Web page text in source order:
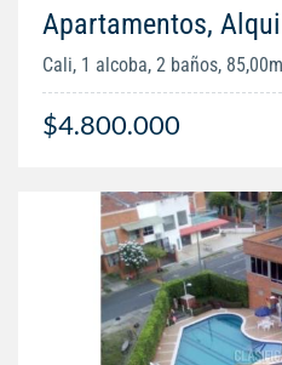
Apartamentos,
Cali, 1 alcoba, 2 baños,
$4.800.000